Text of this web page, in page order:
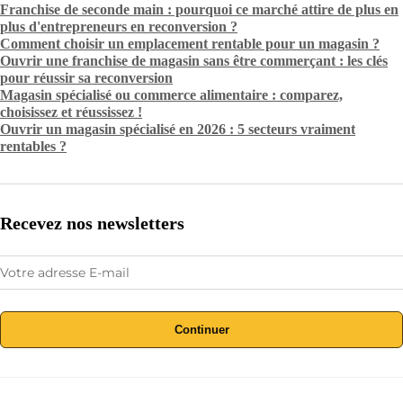
Franchise de seconde main : pourquoi ce marché attire de plus en
plus d'entrepreneurs en reconversion ?
Comment choisir un emplacement rentable pour un magasin ?
Ouvrir une franchise de magasin sans être commerçant : les clés
pour réussir sa reconversion
Magasin spécialisé ou commerce alimentaire : comparez,
choisissez et réussissez !
Ouvrir un magasin spécialisé en 2026 : 5 secteurs vraiment
rentables ?
Recevez nos newsletters
Continuer